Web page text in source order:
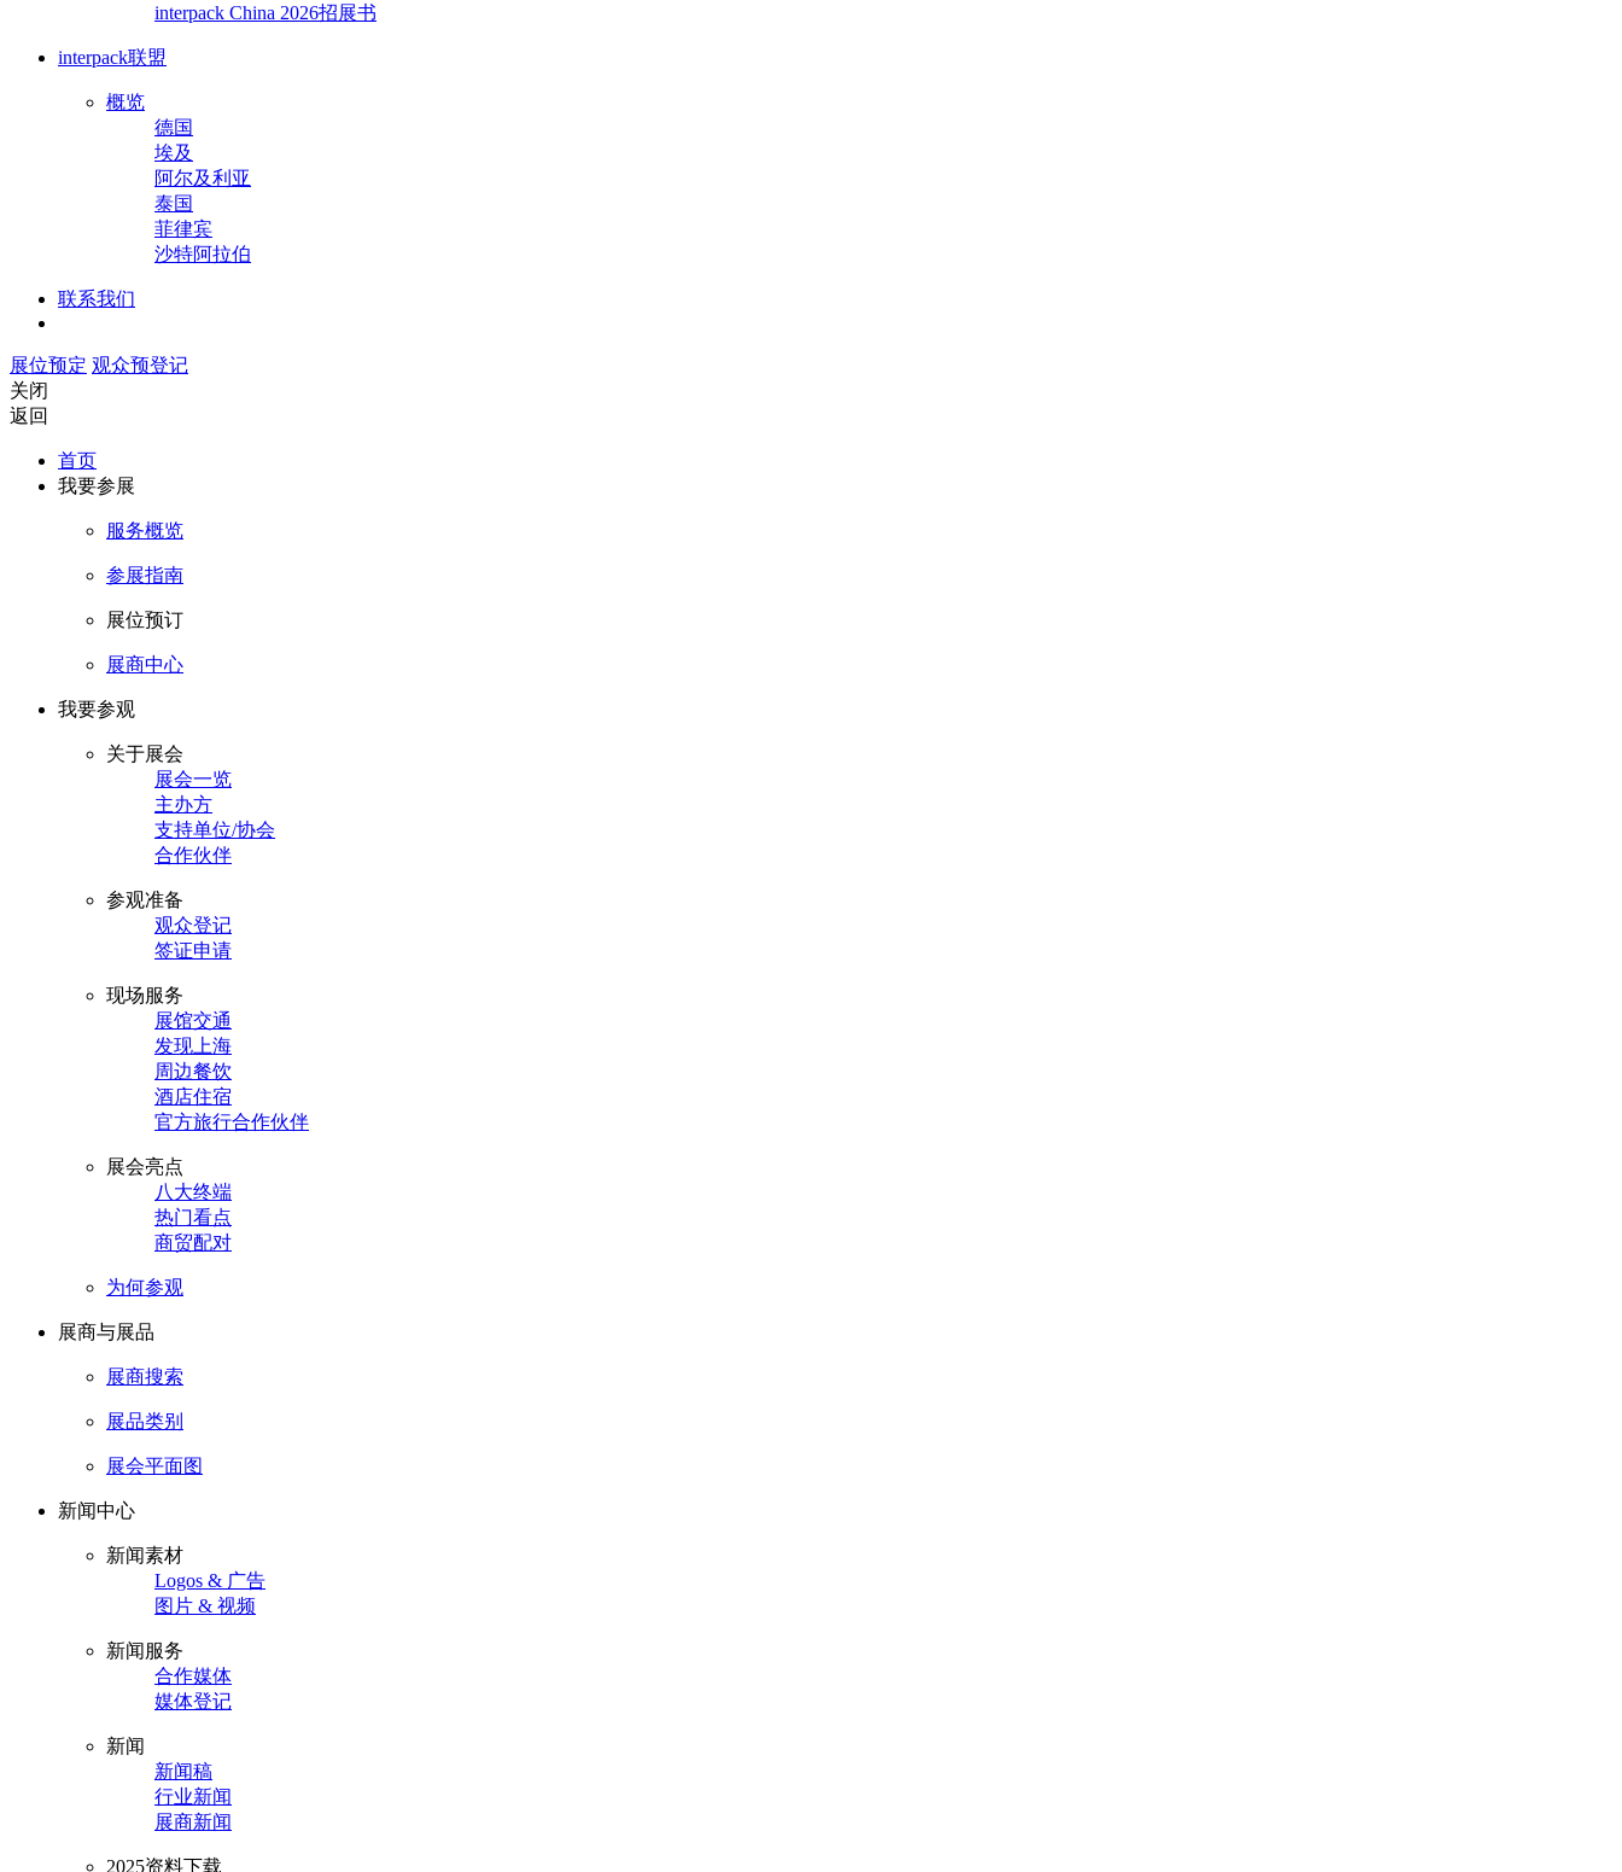
interpack China 2026招展书
interpack联盟
概览
德国
埃及
阿尔及利亚
泰国
菲律宾
沙特阿拉伯
联系我们
展位预定 观众预登记
关闭
返回
首页
我要参展
服务概览
参展指南
展位预订
展商中心
我要参观
关于展会
展会一览
主办方
支持单位/协会
合作伙伴
参观准备
观众登记
签证申请
现场服务
展馆交通
发现上海
周边餐饮
酒店住宿
官方旅行合作伙伴
展会亮点
八大终端
热门看点
商贸配对
为何参观
展商与展品
展商搜索
展品类别
展会平面图
新闻中心
新闻素材
Logos & 广告
图片 & 视频
新闻服务
合作媒体
媒体登记
新闻
新闻稿
行业新闻
展商新闻
2025资料下载